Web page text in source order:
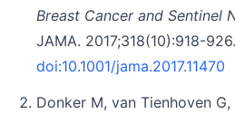
Breast Cancer and Sentinel
JAMA. 2017;318(10):918-926.
doi:10.1001/jama.2017.11470
Donker M, van Tienhoven